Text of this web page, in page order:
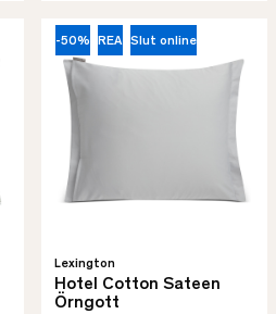
-50% REA Slut online
Lexington
Hotel Cotton Sateen
Örngott